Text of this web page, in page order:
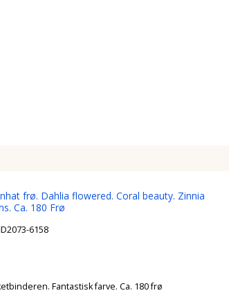
frø. Dahlia flowered. Coral beauty. Zinnia
Ca. 180 Frø
6158
Fantastisk farve. Ca. 180 frø